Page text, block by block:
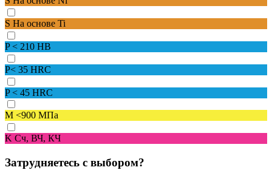
S На основе Ti
P< 210 HB
P< 35 HRC
P< 45 HRC
M <900 МПа
K Сч, ВЧ, КЧ
Затрудняетесь с выбором?